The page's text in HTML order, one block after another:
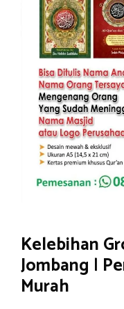
Kelebihan
Jombang |
Murah